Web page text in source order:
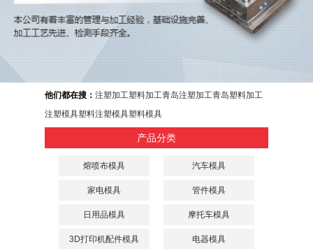
他们都在搜： 注塑加工塑料加工青岛注塑加工青岛塑料加工
注塑模具塑料注塑模具塑料模具
产品分类
熔喷布模具 汽车模具
家电模具 管件模具
日用品模具 摩托车模具
3D打印机配件模具 电器模具